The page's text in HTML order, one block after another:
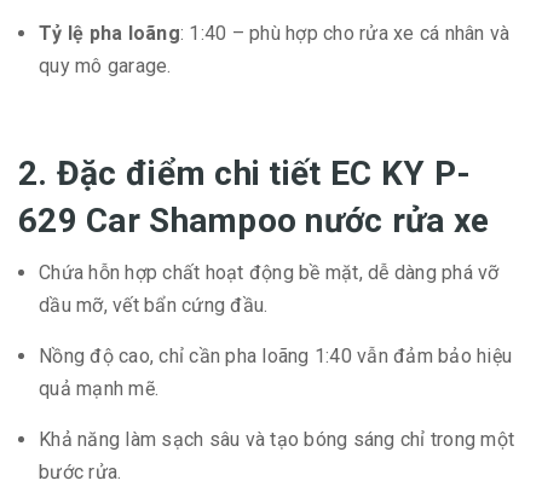
Tỷ lệ pha loãng: 1:40 – phù hợp cho rửa xe cá nhân và
quy mô garage.
2. Đặc điểm chi tiết EC KY P-
629 Car Shampoo nước rửa xe
Chứa hỗn hợp chất hoạt động bề mặt, dễ dàng phá vỡ
dầu mỡ, vết bẩn cứng đầu.
Nồng độ cao, chỉ cần pha loãng 1:40 vẫn đảm bảo hiệu
quả mạnh mẽ.
Khả năng làm sạch sâu và tạo bóng sáng chỉ trong một
bước rửa.